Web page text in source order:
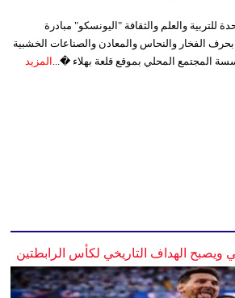
للتربية والعلم والثقافة "اليونسكو" مبادرة
الفخار والنحاس والمعادن والصناعات الخشبية
المجتمع المحلي بموقع قلعة بهلاء �... المزيد
ويصبح الهداف التاريخي لكأس الرابطتين